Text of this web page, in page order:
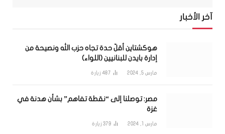
آخر الأخبار
هوكشتاين أقلّ حدة تجاه حزب الله ونصيحة من
إدارة بايدن للبنانيين (اللواء)
مارس 5, 2024 487 زيارة
مصر: توصلنا إلى “نقطة تفاهم” بشأن هدنة في
غزة
مارس 1, 2024 379 زيارة